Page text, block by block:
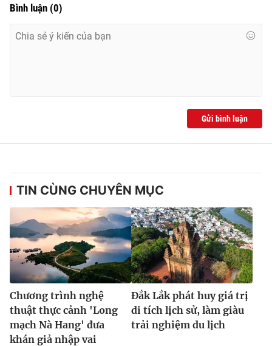
Cơ quan báo chí:Thời báo VTV
Liên hệ quảng cáo: 024-7300.7108
Bình luận (0)
Gửi bình luận
TIN CÙNG CHUYÊN MỤC
Chương trình nghệ
thuật thực cảnh 'Long
mạch Nà Hang' đưa
khán giả nhập vai
Đắk Lắk phát huy giá trị
di tích lịch sử, làm giàu
trải nghiệm du lịch